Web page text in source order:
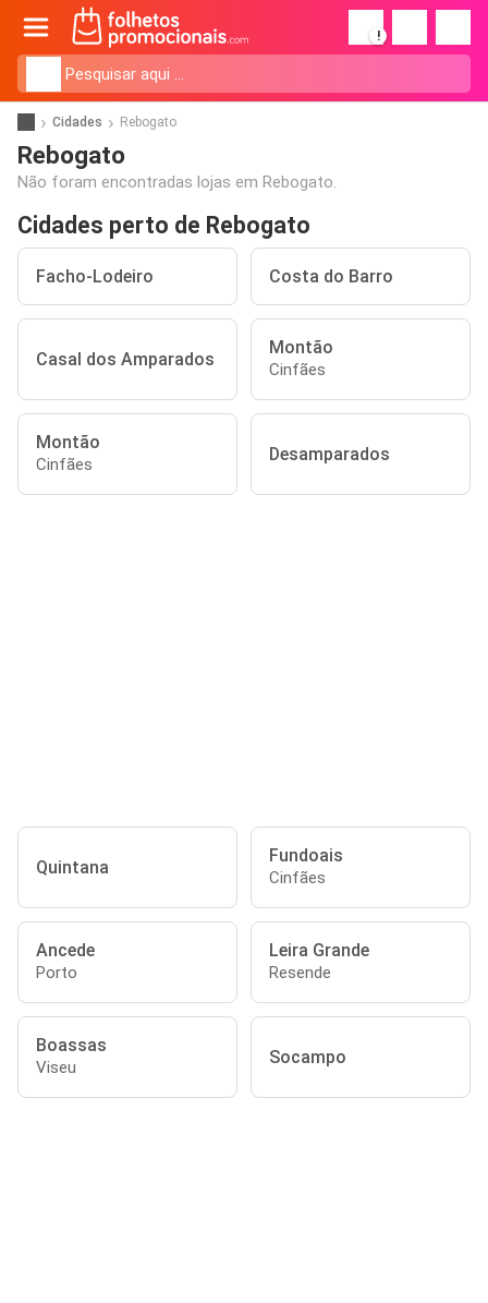
!
Cidades Rebogato
Rebogato
Não foram encontradas lojas em Rebogato.
Cidades perto de Rebogato
Facho-Lodeiro Costa do Barro
Casal dos Amparados
Montão
Cinfães
Montão
Cinfães Desamparados
Quintana
Fundoais
Cinfães
Ancede
Porto
Leira Grande
Resende
Boassas
Viseu Socampo